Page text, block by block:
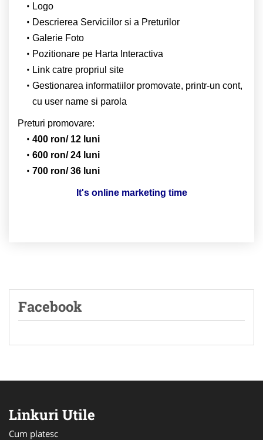
Logo
Descrierea Serviciilor si a Preturilor
Galerie Foto
Pozitionare pe Harta Interactiva
Link catre propriul site
Gestionarea informatiilor promovate, printr-un cont,
cu user name si parola
Preturi promovare:
400 ron/ 12 luni
600 ron/ 24 luni
700 ron/ 36 luni
It's online marketing time
Facebook
Linkuri Utile
Cum platesc